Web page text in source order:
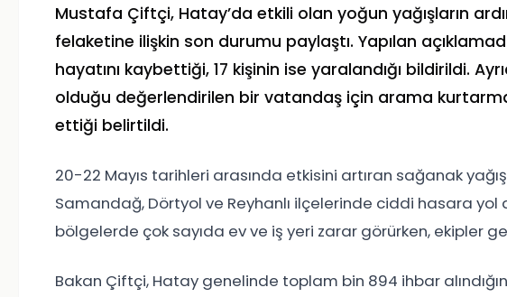
Mustafa Çiftçi, Hatay’da etkili olan yoğun yağışların
felaketine ilişkin son durumu paylaştı. Yapılan
hayatını kaybettiği, 17 kişinin ise yaralandığı bildirildi.
olduğu değerlendirilen bir vatandaş için arama kurtarma
ettiği belirtildi.
20-22 Mayıs tarihleri arasında etkisini artıran sağanak
Samandağ, Dörtyol ve Reyhanlı ilçelerinde ciddi hasara yol
bölgelerde çok sayıda ev ve iş yeri zarar görürken, ekipler
Bakan Çiftçi, Hatay genelinde toplam bin 894 ihbar